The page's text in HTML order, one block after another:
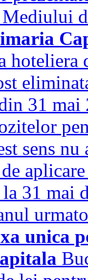
Mediului
hoteliera
31
sens
31 mai
unica